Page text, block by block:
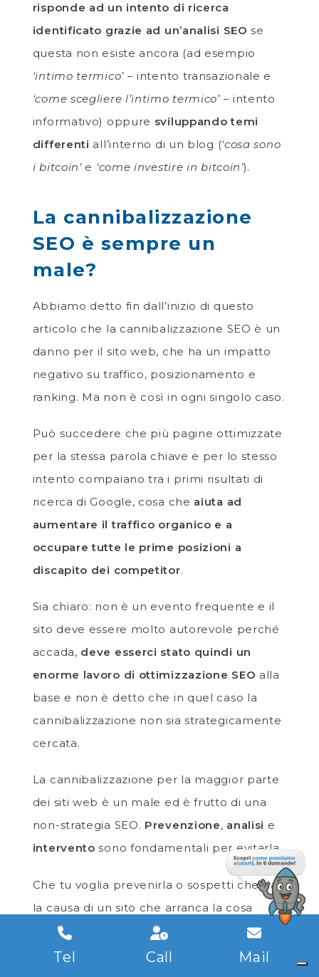
risponde ad un intento di ricerca
identificato grazie ad un’analisi SEO se
questa non esiste ancora (ad esempio
‘intimo termico’– intento transazionale e
‘come scegliere l’intimo termico’– intento
informativo) oppure sviluppando temi
differenti all’interno di un blog (‘cosa sono
i bitcoin’e ‘come investire in bitcoin’).
La cannibalizzazione
SEO è sempre un
male?
Abbiamo detto fin dall’inizio di questo
articolo che la cannibalizzazione SEO è un
danno per il sito web, che ha un impatto
negativo su traffico, posizionamento e
ranking. Ma non è così in ogni singolo caso.
Può succedere che più pagine ottimizzate
per la stessa parola chiave e per lo stesso
intento compaiano tra i primi risultati di
ricerca di Google, cosa che aiuta ad
aumentare il traffico organico e a
occupare tutte le prime posizioni a
discapito dei competitor.
Sia chiaro: non è un evento frequente e il
sito deve essere molto autorevole perché
accada, deve esserci stato quindi un
enorme lavoro di ottimizzazione SEO alla
base e non è detto che in quel caso la
cannibalizzazione non sia strategicamente
cercata.
La cannibalizzazione per la maggior parte
dei siti web è un male ed è frutto di una
non-strategia SEO. Prevenzione, analisi e
intervento sono fondamentali per evitarla.
Che tu voglia prevenirla o sospetti che sia
la causa di un sito che arranca la cosa
migliore da fare è iniziare con un
audit
SEOserio. Contattaciper ottenere
Tel Call Mail